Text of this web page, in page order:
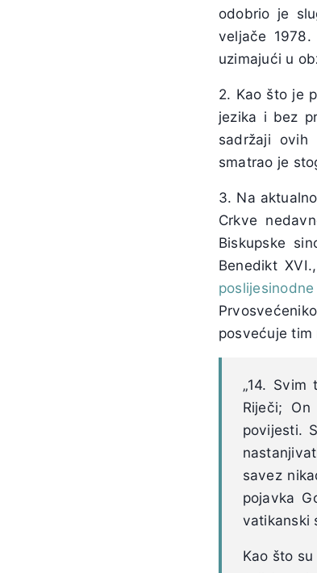
odobrio je
veljače
uzimajući u
2. Kao što je
jezika i bez
sadržaji ovih
smatrao je
3. Na
Crkve
Biskupske
Benedikt
poslijesinodne
posvećuje tim
„14.
Riječi; On
povijesti.
savez
pojavka
vatikanski
Kao što